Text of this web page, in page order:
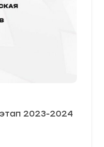
2023-2024